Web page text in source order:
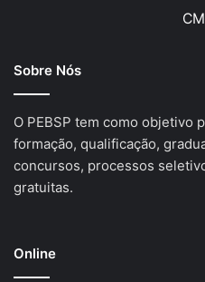
Sobre Nós
O PEBSP tem como objetivo
formação, qualificação,
concursos, processos
gratuitas.
Online